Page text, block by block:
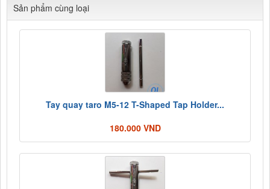
Sản phẩm cùng loại
Tay quay taro M5-12 T-Shaped Tap Holder...
180.000 VND